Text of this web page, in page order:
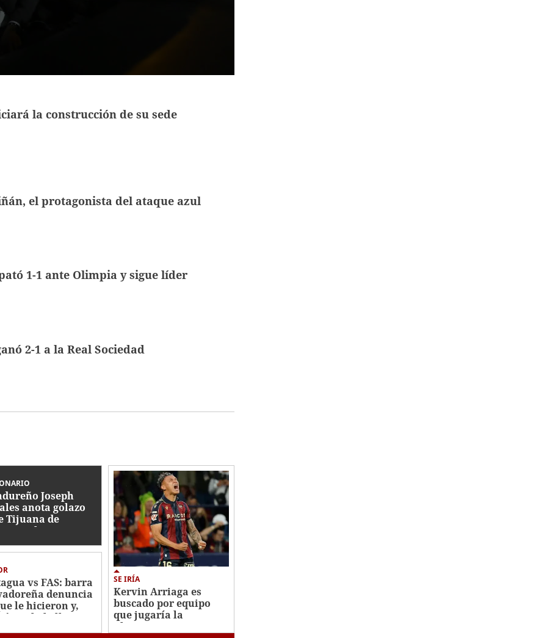
la construcción de su sede
el protagonista del ataque azul
1-1 ante Olimpia y sigue líder
2-1 a la Real Sociedad
Joseph
anota golazo
Tijuana de
en la Leagues
vs FAS: barra
denuncia
le hicieron y,
es la bella
SE IRÍA
Kervin Arriaga es
buscado por equipo
que jugaría la
Champions League